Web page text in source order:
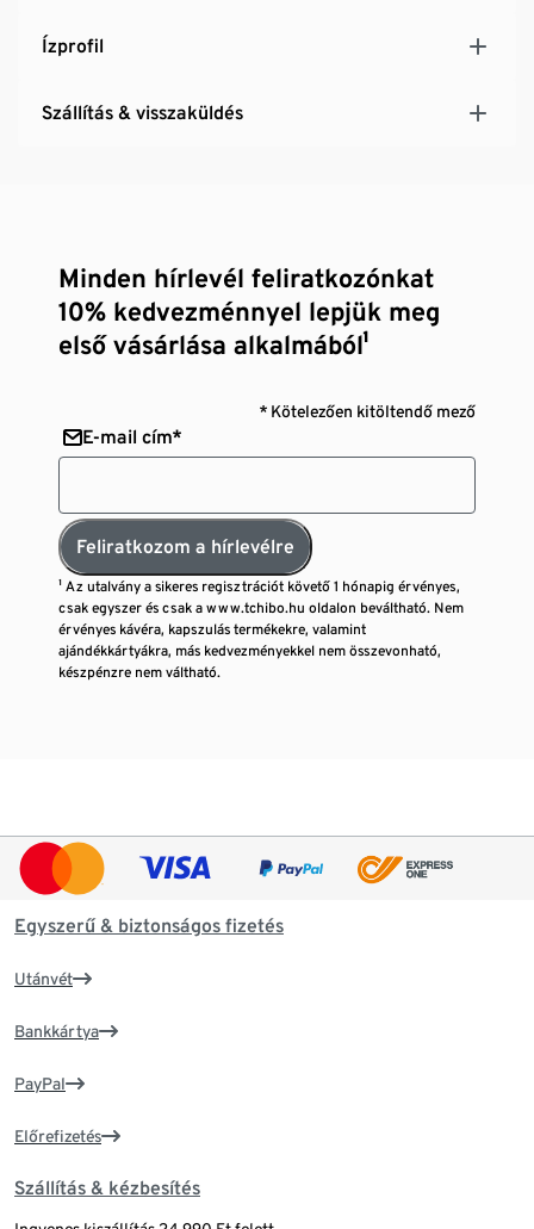
Ízprofil
Szállítás & visszaküldés
Minden hírlevél feliratkozónkat
10% kedvezménnyel lepjük meg
első vásárlása alkalmából¹
* Kötelezően kitöltendő mező
E-mail cím*
Feliratkozom a hírlevélre
¹ Az utalvány a sikeres regisztrációt követő 1 hónapig érvényes,
csak egyszer és csak a www.tchibo.hu oldalon beváltható. Nem
érvényes kávéra, kapszulás termékekre, valamint
ajándékkártyákra, más kedvezményekkel nem összevonható,
készpénzre nem váltható.
Egyszerű & biztonságos fizetés
Utánvét
Bankkártya
PayPal
Előrefizetés
Szállítás & kézbesítés